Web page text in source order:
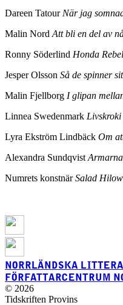
Dareen Tatour När jag
Malin Nord Att bli en del av
Ronny Söderlind Honda Rebel
Jesper Olsson Så de spinner
Malin Fjellborg I glipan
Linnea Swedenmark
Lyra Ekström Lindbäck Om
Alexandra Sundqvist
Numrets konstnärSalad
NORRLÄNDSKA
FÖRFATTARCENTRUM
© 2026
Tidskriften Provins